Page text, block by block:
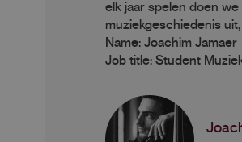
elk jaar spelen doen
muziekgeschiedenis
Name: Joachim Jamaer
Job title: Student